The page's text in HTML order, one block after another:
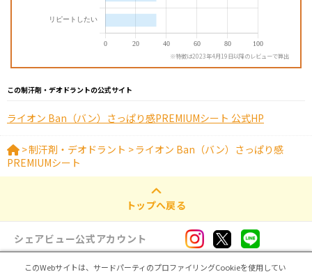
※特徴は2023年4月19日以降のレビューで算出
この制汗剤・デオドラントの公式サイト
ライオン Ban（バン）さっぱり感PREMIUMシート 公式HP
>制汗剤・デオドラント >ライオン Ban（バン）さっぱり感
PREMIUMシート
トップへ戻る
シェアビュー公式アカウント
このWebサイトは、サードパーティのプロファイリングCookieを使用してい